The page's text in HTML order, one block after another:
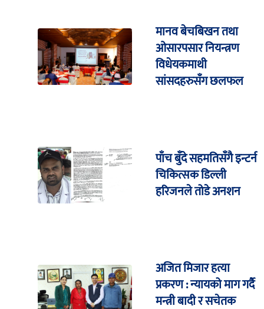
मानव बेचबिखन तथा
ओसारपसार नियन्त्रण
विधेयकमाथी
सांसदहरुसँग छलफल
पाँच बुँदे सहमतिसँगै इन्टर्न
चिकित्सक डिल्ली
हरिजनले तोडे अनशन
अजित मिजार हत्या
प्रकरण : न्यायको माग गर्दै
मन्त्री बादी र सचेतक